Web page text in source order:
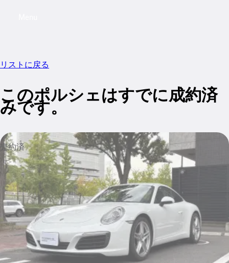
リストに戻る
このポルシェはすでに成約済
みです。
売約済